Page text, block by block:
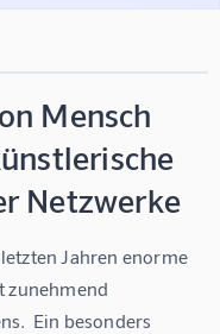
Mensch
Netzwerke
Jahren enorme
zunehmend
Ein besonders